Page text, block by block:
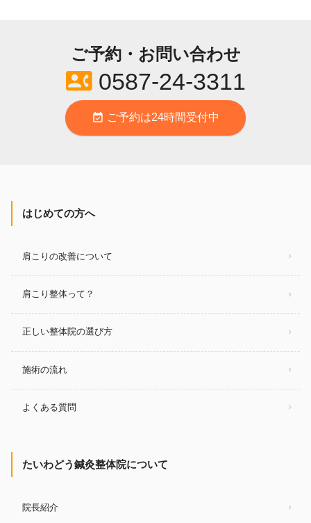
ご予約・お問い合わせ
contact_phone0587-24-3311
event_available ご予約は24時間受付中
はじめての方へ
肩こりの改善について
肩こり整体って？
正しい整体院の選び方
施術の流れ
よくある質問
たいわどう鍼灸整体院について
院長紹介